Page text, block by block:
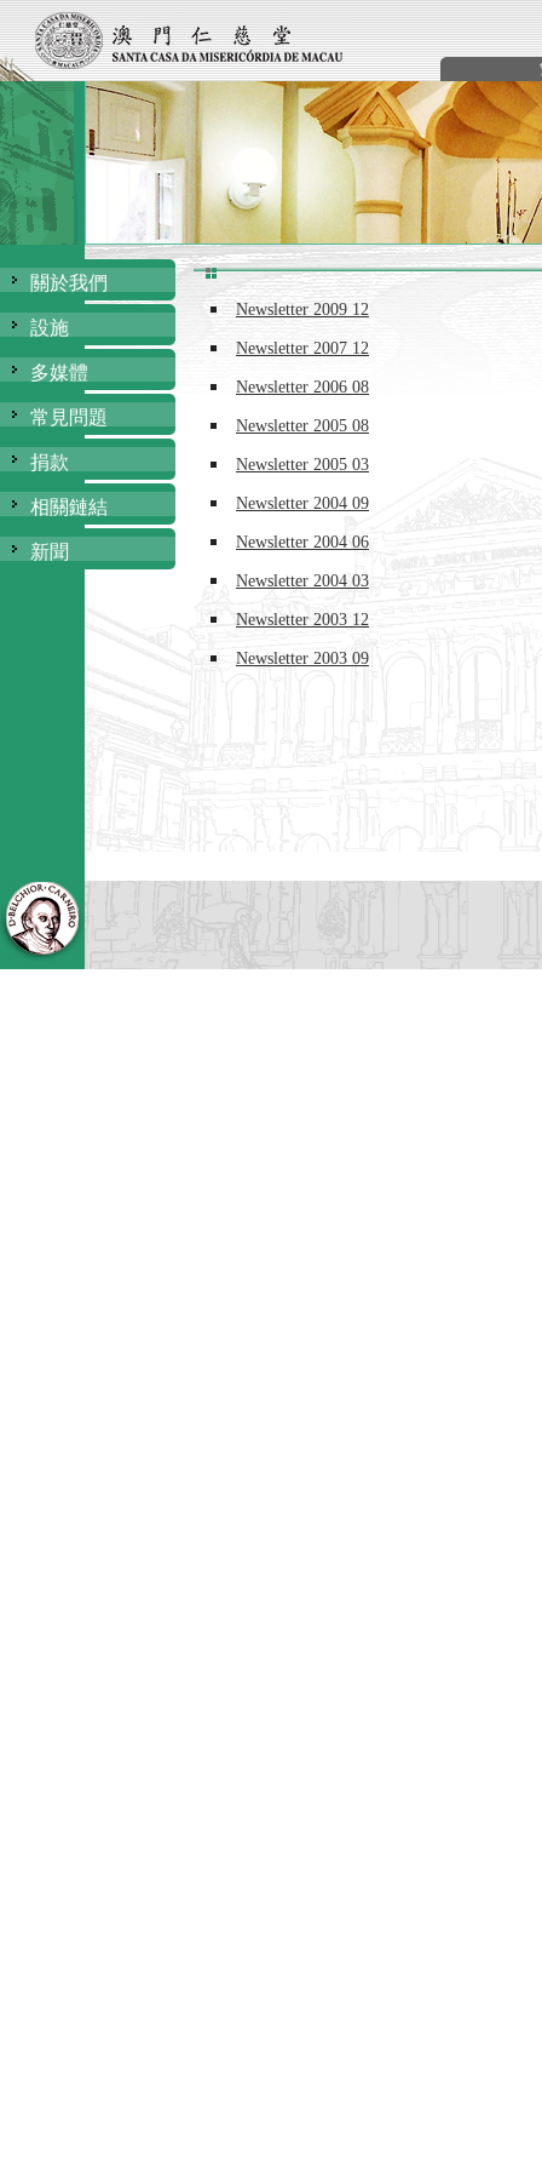
關於我們
設施
多媒體
常見問題
捐款
相關鏈結
新聞
Newsletter 2009 12
Newsletter 2007 12
Newsletter 2006 08
Newsletter 2005 08
Newsletter 2005 03
Newsletter 2004 09
Newsletter 2004 06
Newsletter 2004 03
Newsletter 2003 12
Newsletter 2003 09